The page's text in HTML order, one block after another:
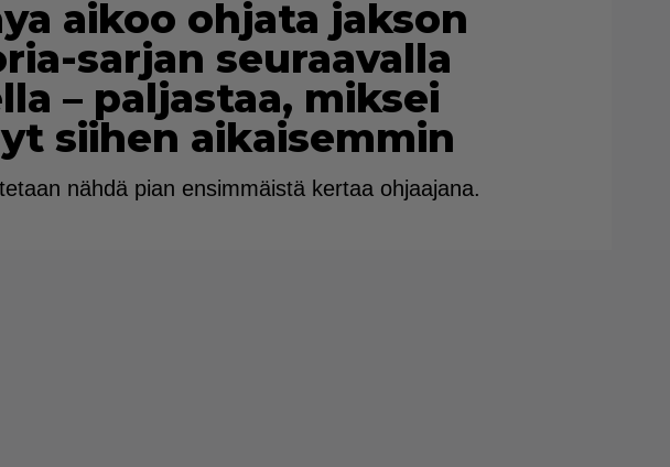
aikoo ohjata jakson
sarjan seuraavalla
– paljastaa, miksei
siihen aikaisemmin
nähdä pian ensimmäistä kertaa ohjaajana.